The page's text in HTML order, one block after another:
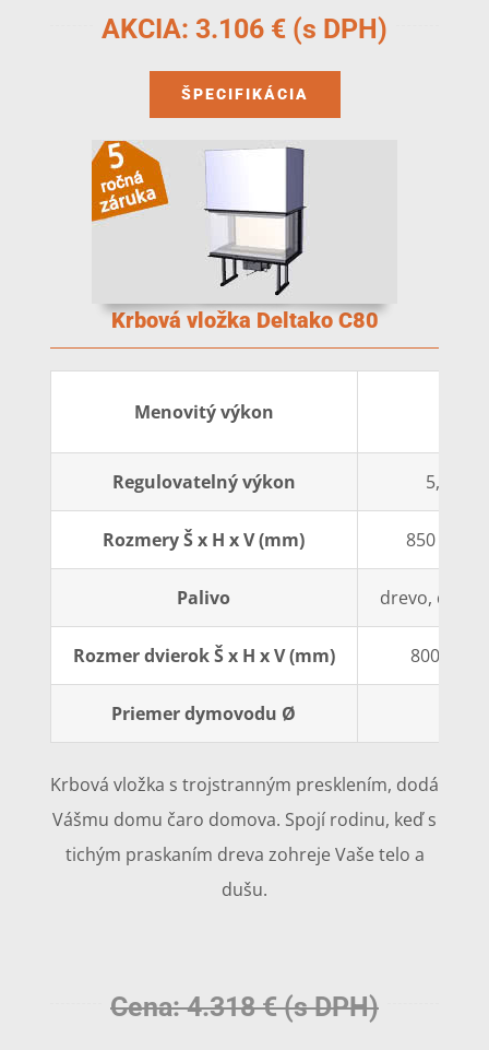
AKCIA: 3.106 € (s DPH)
ŠPECIFIKÁCIA
Krbová vložka Deltako C80
Menovitý výkon
Regulovatelný výkon 5,0-
Rozmery Š x H x V (mm) 850 x 540
Palivo drevo,
Rozmer dvierok Š x H x V (mm) 800 x
Priemer dymovodu Ø
Krbová vložka s trojstranným presklením, dodá
Vášmu domu čaro domova. Spojí rodinu, keď s
tichým praskaním dreva zohreje Vaše telo a
dušu.
Cena: 4.318 € (s DPH)